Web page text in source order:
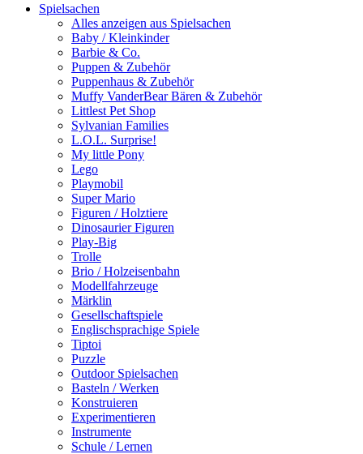
Spielsachen
Alles anzeigen aus Spielsachen
Baby / Kleinkinder
Barbie & Co.
Puppen & Zubehör
Puppenhaus & Zubehör
Muffy VanderBear Bären & Zubehör
Littlest Pet Shop
Sylvanian Families
L.O.L. Surprise!
My little Pony
Lego
Playmobil
Super Mario
Figuren / Holztiere
Dinosaurier Figuren
Play-Big
Trolle
Brio / Holzeisenbahn
Modellfahrzeuge
Märklin
Gesellschaftspiele
Englischsprachige Spiele
Tiptoi
Puzzle
Outdoor Spielsachen
Basteln / Werken
Konstruieren
Experimentieren
Instrumente
Schule / Lernen